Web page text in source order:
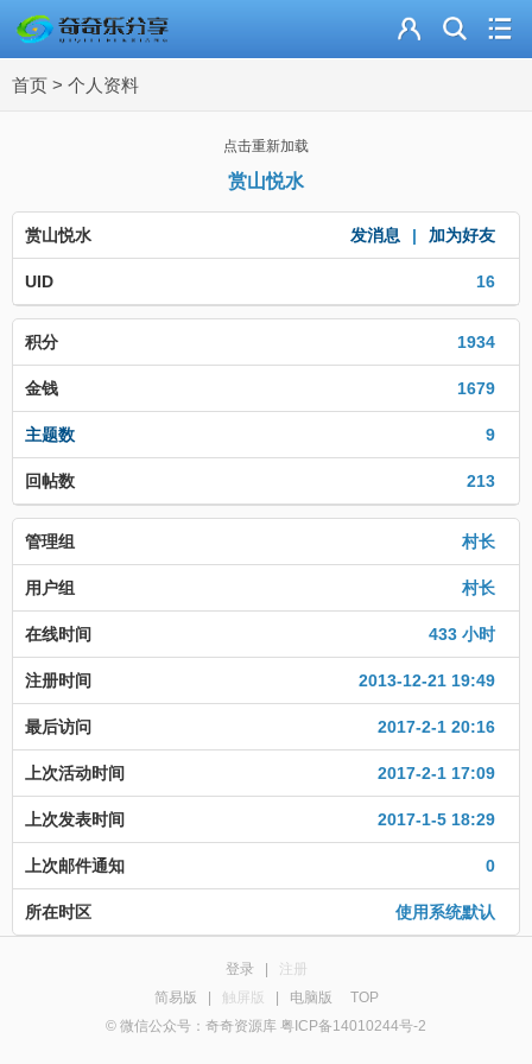
首页 > 个人资料
点击重新加载
赏山悦水
发消息 | 加为好友
赏山悦水
16
UID
1934
积分
1679
金钱
9
主题数
213
回帖数
村长
管理组
村长
用户组
433 小时
在线时间
2013-12-21 19:49
注册时间
2017-2-1 20:16
最后访问
2017-2-1 17:09
上次活动时间
2017-1-5 18:29
上次发表时间
0
上次邮件通知
使用系统默认
所在时区
登录
注册
简易版
触屏版 电脑版
TOP
© 微信公众号：奇奇资源库 粤ICP备14010244号-2
资源合集
站内导读
加入频道